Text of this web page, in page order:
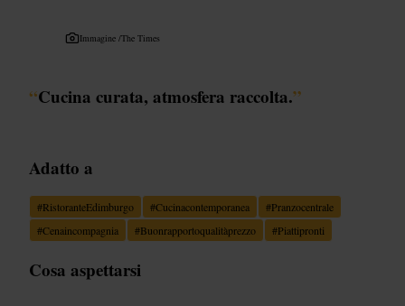
Immagine /The Times
“Cucina curata, atmosfera raccolta.”
Adatto a
#RistoranteEdimburgo #Cucinacontemporanea #Pranzocentrale
#Cenaincompagnia #Buonrapportoqualitàprezzo #Piattipronti
Cosa aspettarsi